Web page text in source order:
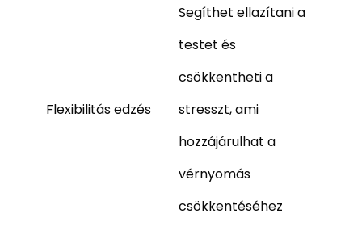
Flexibilitás edzés
Segíthet ellazítani a
testet és
csökkentheti a
stresszt, ami
hozzájárulhat a
vérnyomás
csökkentéséhez